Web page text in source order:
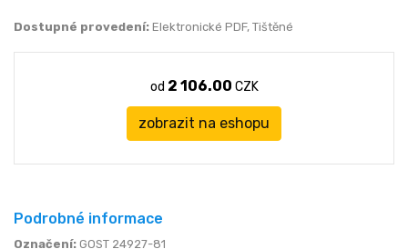
Dostupné provedení: Elektronické PDF, Tištěné
od 2 106.00 CZK
zobrazit na eshopu
Podrobné informace
Označení: GOST 24927-81